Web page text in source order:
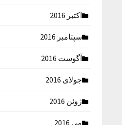
اکتبر 2016
سپتامبر 2016
آگوست 2016
جولای 2016
ژوئن 2016
می 2016